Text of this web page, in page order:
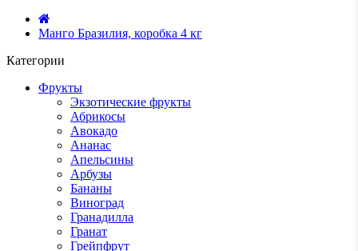
Манго Бразилия, коробка 4 кг
Категории
Фрукты
Экзотические фрукты
Абрикосы
Авокадо
Ананас
Апельсины
Арбузы
Бананы
Виноград
Гранадилла
Гранат
Грейпфрут